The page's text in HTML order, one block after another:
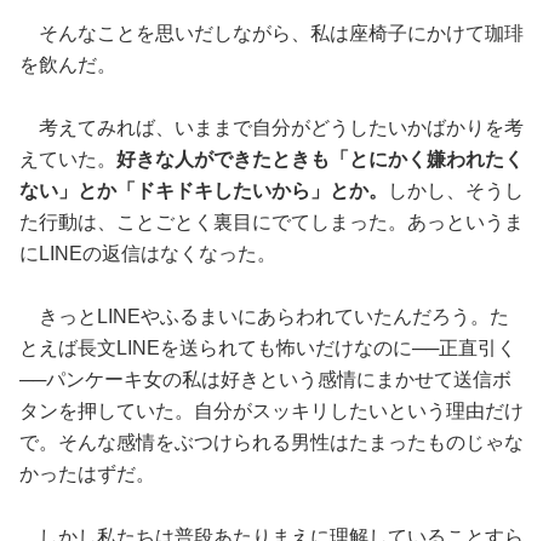
そんなことを思いだしながら、私は座椅子にかけて珈琲
を飲んだ。
考えてみれば、いままで自分がどうしたいかばかりを考
えていた。 好きな人ができたときも「とにかく嫌われたく
ない」とか「ドキドキしたいから」とか。
しかし、そうし
た行動は、ことごとく裏目にでてしまった。あっというま
にLINEの返信はなくなった。
きっとLINEやふるまいにあらわれていたんだろう。た
とえば長文LINEを送られても怖いだけなのに──正直引く
──パンケーキ女の私は好きという感情にまかせて送信ボ
タンを押していた。自分がスッキリしたいという理由だけ
で。そんな感情をぶつけられる男性はたまったものじゃな
かったはずだ。
しかし私たちは普段あたりまえに理解していることすら